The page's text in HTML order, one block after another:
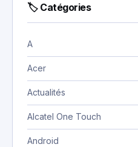
🏷 Catégories
A
Acer
Actualités
Alcatel One Touch
Android